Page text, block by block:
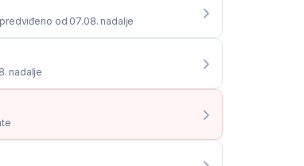
od 07.08. nadalje
nadalje